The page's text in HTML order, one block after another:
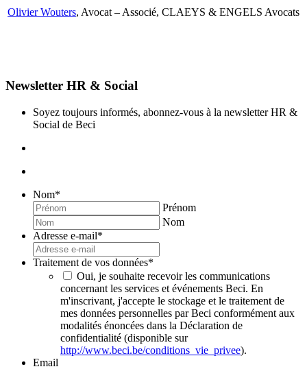
Olivier Wouters, Avocat – Associé, CLAEYS & ENGELS Avocats
Newsletter HR & Social
Soyez toujours informés, abonnez-vous à la newsletter HR &
Social de Beci
Nom*
Prénom
Nom
Adresse e-mail*
Traitement de vos données*
Oui, je souhaite recevoir les communications
concernant les services et événements Beci. En
m'inscrivant, j'accepte le stockage et le traitement de
mes données personnelles par Beci conformément aux
modalités énoncées dans la Déclaration de
confidentialité (disponible sur
http://www.beci.be/conditions_vie_privee).
Email